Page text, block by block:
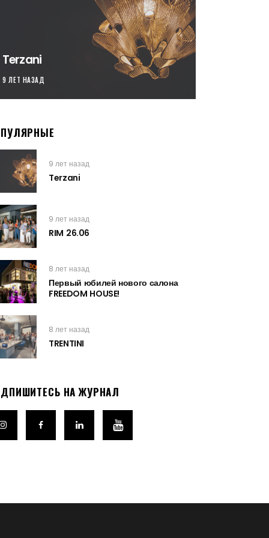
Terzani
9 ЛЕТ НАЗАД
9 лет назад
Terzani
9 лет назад
RIM 26.06
8 лет назад
Первый юбилей нового салона
FREEDOM HOUSE!
8 лет назад
TRENTINI
НА ЖУРНАЛ